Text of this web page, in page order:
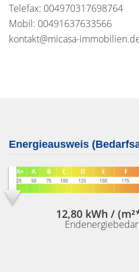
Telefax: 004970317698764
Mobil: 00491637633566
kontakt@micasa-
Energieausweis
12,80 kWh /